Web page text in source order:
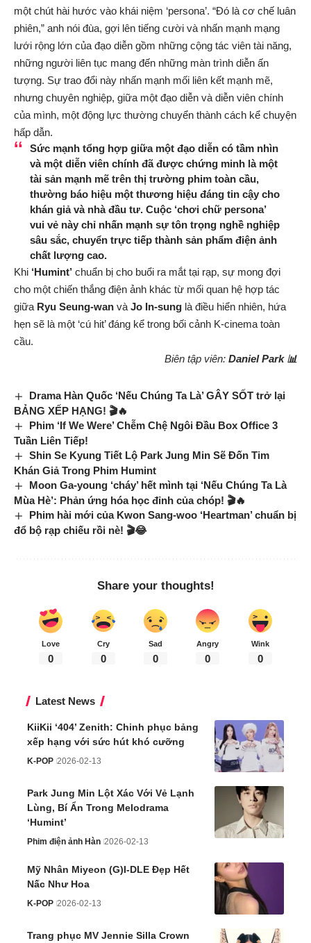
một chút hài hước vào khái niệm ‘persona’. “Đó là cơ chế luân
phiên,” anh nói đùa, gợi lên tiếng cười và nhấn mạnh mạng
lưới rộng lớn của đạo diễn gồm những cộng tác viên tài năng,
những người liên tục mang đến những màn trình diễn ấn
tượng. Sự trao đổi này nhấn mạnh mối liên kết mạnh mẽ,
nhưng chuyên nghiệp, giữa một đạo diễn và diễn viên chính
của mình, một động lực thường chuyển thành cách kể chuyện
hấp dẫn.
Sức mạnh tổng hợp giữa một đạo diễn có tầm nhìn
và một diễn viên chính đã được chứng minh là một
tài sản mạnh mẽ trên thị trường phim toàn cầu,
thường báo hiệu một thương hiệu đáng tin cậy cho
khán giả và nhà đầu tư. Cuộc ‘chơi chữ persona’
vui vẻ này chỉ nhấn mạnh sự tôn trọng nghề nghiệp
sâu sắc, chuyển trực tiếp thành sản phẩm điện ảnh
chất lượng cao.
Khi ‘Humint’ chuẩn bị cho buổi ra mắt tại rạp, sự mong đợi
cho một chiến thắng điện ảnh khác từ mối quan hệ hợp tác
giữa Ryu Seung-wan và Jo In-sung là điều hiển nhiên, hứa
hẹn sẽ là một ‘cú hit’ đáng kể trong bối cảnh K-cinema toàn
cầu.
Biên tập viên: Daniel Park 📊
Drama Hàn Quốc ‘Nếu Chúng Ta Là’ GÂY SỐT trở lại
BẢNG XẾP HẠNG! 🎬🔥
Phim ‘If We Were’ Chễm Chệ Ngôi Đầu Box Office 3
Tuần Liên Tiếp!
Shin Se Kyung Tiết Lộ Park Jung Min Sẽ Đốn Tim
Khán Giả Trong Phim Humint
Moon Ga-young ‘cháy’ hết mình tại ‘Nếu Chúng Ta Là
Mùa Hè’: Phản ứng hóa học đỉnh của chóp! 🎬🔥
Phim hài mới của Kwon Sang-woo ‘Heartman’ chuẩn bị
đổ bộ rạp chiếu rồi nè! 🎬😂
Share your thoughts!
Love
0
Cry
0
Sad
0
Angry
0
Wink
0
Latest News
KiiKii ‘404’ Zenith: Chinh phục bảng
xếp hạng với sức hút khó cưỡng
K-POP 2026-02-13
Park Jung Min Lột Xác Với Vẻ Lạnh
Lùng, Bí Ẩn Trong Melodrama
‘Humint’
Phim điện ảnh Hàn 2026-02-13
Mỹ Nhân Miyeon (G)I-DLE Đẹp Hết
Nấc Như Hoa
K-POP 2026-02-13
Trang phục MV Jennie Silla Crown